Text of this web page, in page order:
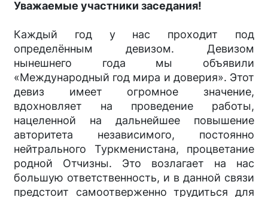
Уважаемые участники заседания!
Каждый год у нас проходит под
определённым девизом. Девизом
нынешнего года мы объявили
«Международный год мира и доверия». Этот
девиз имеет огромное значение,
вдохновляет на проведение работы,
нацеленной на дальнейшее повышение
авторитета независимого, постоянно
нейтрального Туркменистана, процветание
родной Отчизны. Это возлагает на нас
большую ответственность, и в данной связи
предстоит самоотверженно трудиться для